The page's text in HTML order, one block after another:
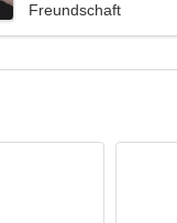
Freundschaft